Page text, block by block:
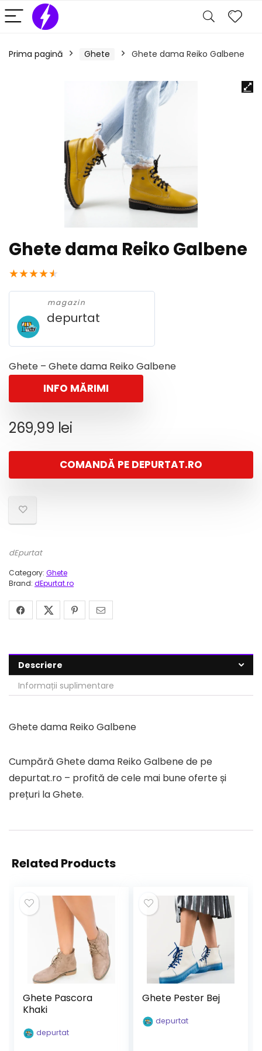
Prima pagină Ghete Ghete dama Reiko Galbene
Ghete dama Reiko Galbene
★★★★★
magazin
depurtat
Ghete – Ghete dama Reiko Galbene
INFO MĂRIMI
269,99 lei
COMANDĂ PE DEPURTAT.RO
dEpurtat
Category: Ghete
Brand: dEpurtat.ro
Descriere
Informații suplimentare
Ghete dama Reiko Galbene
Cumpără Ghete dama Reiko Galbene de pe
depurtat.ro – profită de cele mai bune oferte și
prețuri la Ghete.
Related Products
Ghete Pascora
Khaki
depurtat
Ghete Pester Bej
depurtat